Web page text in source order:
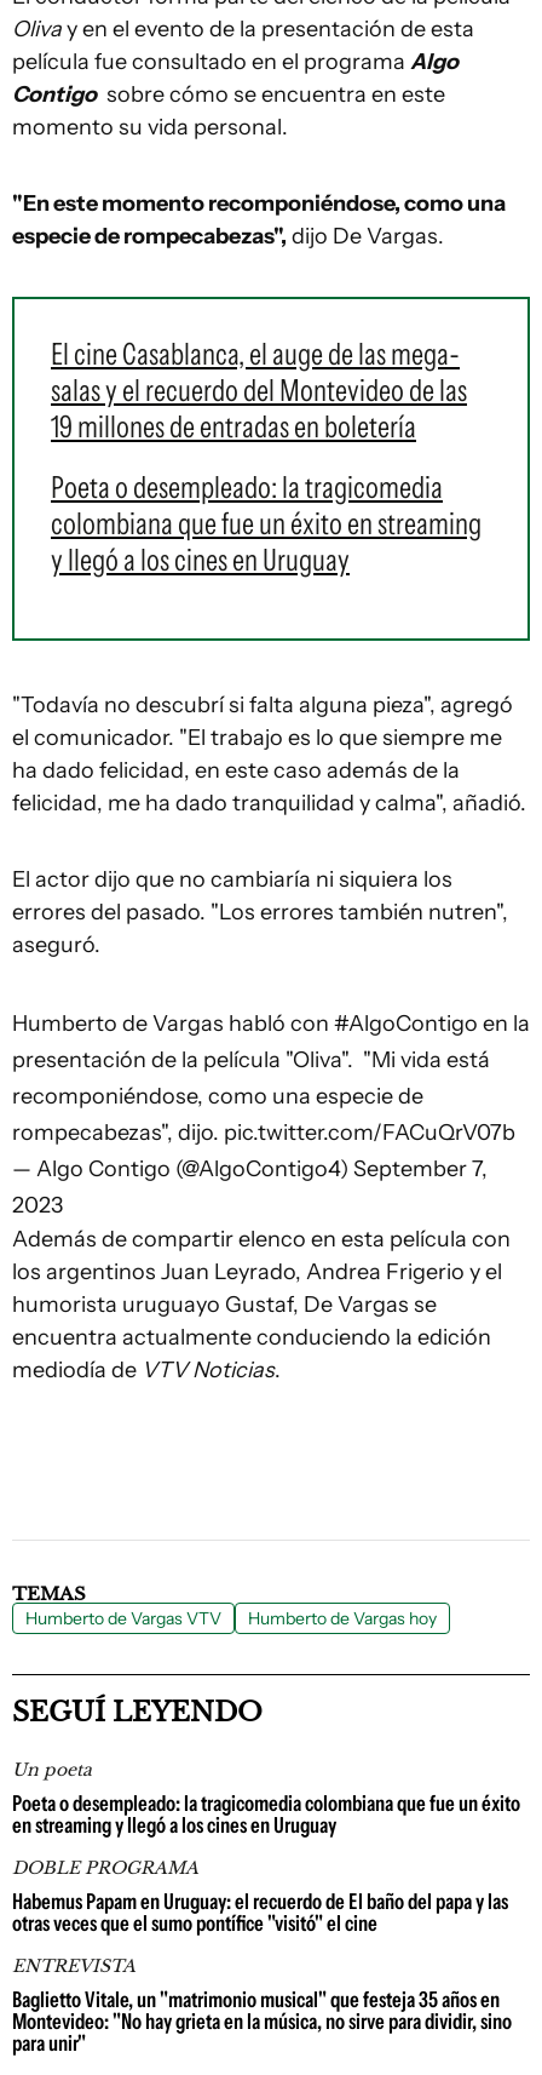
Olivay en el evento de la presentación de esta
película fue consultado en el programa Algo
Contigosobre cómo se encuentra en este
momento su vida personal.
"En este momento recomponiéndose, como una
especie de rompecabezas", dijo De Vargas.
El cine Casablanca, el auge de las mega-
salas y el recuerdo del Montevideo de las
19 millones de entradas en boletería
Poeta o desempleado: la tragicomedia
colombiana que fue un éxito en streaming
y llegó a los cines en Uruguay
"Todavía no descubrí si falta alguna pieza", agregó
el comunicador. "El trabajo es lo que siempre me
ha dado felicidad, en este caso además de la
felicidad, me ha dado tranquilidad y calma", añadió.
El actor dijo que no cambiaría ni siquiera los
errores del pasado. "Los errores también nutren",
aseguró.
Humberto de Vargas habló con #AlgoContigo en la
presentación de la película "Oliva". ️ "Mi vida está
recomponiéndose, como una especie de
rompecabezas", dijo. pic.twitter.com/FACuQrV07b
— Algo Contigo (@AlgoContigo4) September 7,
2023
Además de compartir elenco en esta película con
los argentinos Juan Leyrado, Andrea Frigerio y el
humorista uruguayo Gustaf, De Vargas se
encuentra actualmente conduciendo la edición
mediodía de VTV Noticias.
TEMAS
Humberto de Vargas VTV Humberto de Vargas hoy
SEGUÍ LEYENDO
Un poeta
Poeta o desempleado: la tragicomedia colombiana que fue un éxito
en streaming y llegó a los cines en Uruguay
DOBLE PROGRAMA
Habemus Papam en Uruguay: el recuerdo de El baño del papa y las
otras veces que el sumo pontífice "visitó" el cine
ENTREVISTA
Baglietto Vitale, un "matrimonio musical" que festeja 35 años en
Montevideo: "No hay grieta en la música, no sirve para dividir, sino
para unir"